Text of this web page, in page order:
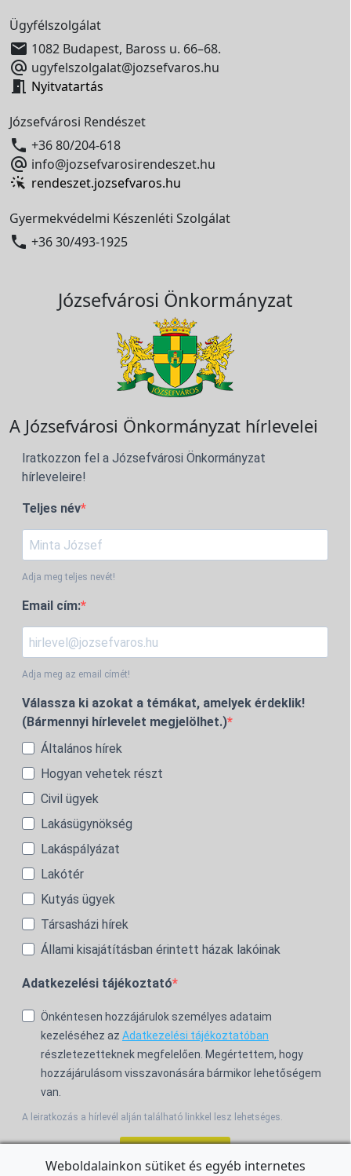
Ügyfélszolgálat
 1082 Budapest, Baross u. 66–68.
 ugyfelszolgalat@jozsefvaros.hu
 Nyitvatartás
Józsefvárosi Rendészet
 +36 80/204-618
 info@jozsefvarosirendeszet.hu
rendeszet.jozsefvaros.hu
Gyermekvédelmi Készenléti Szolgálat
 +36 30/493-1925
Józsefvárosi Önkormányzat
A Józsefvárosi Önkormányzat hírlevelei
Iratkozzon fel a Józsefvárosi Önkormányzat
hírleveleire!
Teljes név
Adja meg teljes nevét!
Email cím:
Adja meg az email címét!
Válassza ki azokat a témákat, amelyek érdeklik!
(Bármennyi hírlevelet megjelölhet.)
Általános hírek
Hogyan vehetek részt
Civil ügyek
Lakásügynökség
Lakáspályázat
Lakótér
Kutyás ügyek
Társasházi hírek
Állami kisajátításban érintett házak lakóinak
Adatkezelési tájékoztató
Önkéntesen hozzájárulok személyes adataim
kezeléséhez az Adatkezelési tájékoztatóban
részletezetteknek megfelelően. Megértettem, hogy
hozzájárulásom visszavonására bármikor lehetőségem
van.
A leiratkozás a hírlevél alján található linkkel lesz lehetséges.
Weboldalainkon sütiket és egyéb internetes